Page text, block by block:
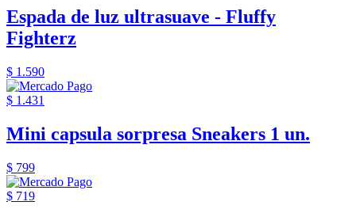
Espada de luz ultrasuave - Fluffy
Fighterz
$ 1.590
$ 1.431
Mini capsula sorpresa Sneakers 1 un.
$ 799
$ 719